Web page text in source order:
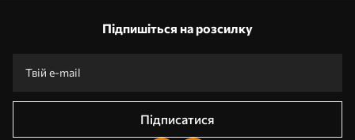
Підпишіться на розсилку
Підписатися